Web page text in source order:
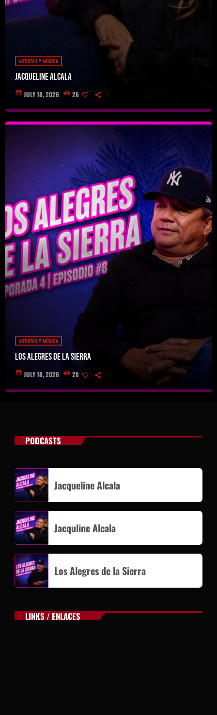
ARTISTAS Y MÚSICA
Jacqueline Alcala
today JULY 18, 2026 26
ARTISTAS Y MÚSICA
Los Alegres de la Sierra
today JULY 18, 2026 28
PODCASTS
Jacqueline Alcala
Jacquline Alcala
Los Alegres de la Sierra
LINKS / ENLACES